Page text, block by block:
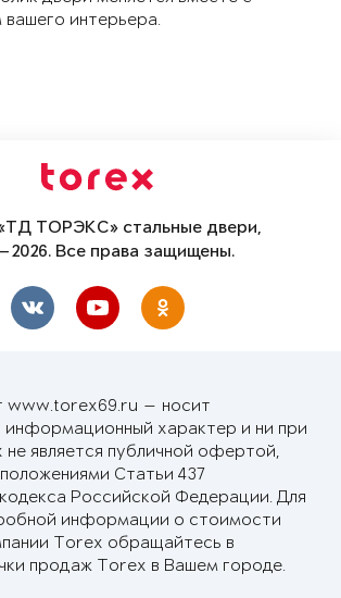
вашего интерьера.
ТОРЭКС» стальные двери,
Все права защищены.
www.torex69.ru — носит
информационный характер и ни при
не является публичной офертой,
Статьи 437
Российской Федерации. Для
информации о стоимости
Torex обращайтесь в
продаж Torex в Вашем городе.